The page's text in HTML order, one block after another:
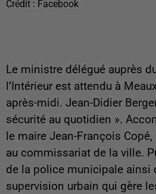
Crédit : Facebook
Le ministre délégué auprès
l’Intérieur est attendu à
après-midi. Jean-Didier
sécurité au quotidien ».
le maire Jean-François Copé,
au commissariat de la ville.
de la police municipale ainsi
supervision urbain qui gère